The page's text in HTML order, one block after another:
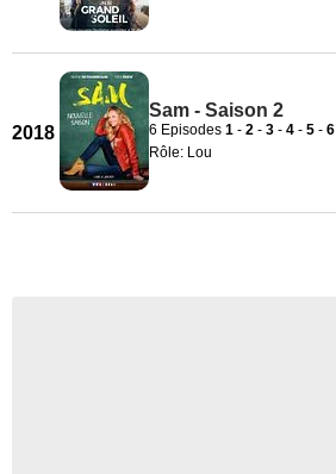
2018
Sam - Saison 2
6 Episodes 1 - 2 - 3 - 4 - 5 - 6
Rôle: Lou